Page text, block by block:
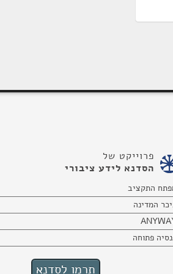
פרוייקט של
הסדנא לידע ציבורי
התקציב
המדינה
פתוחה